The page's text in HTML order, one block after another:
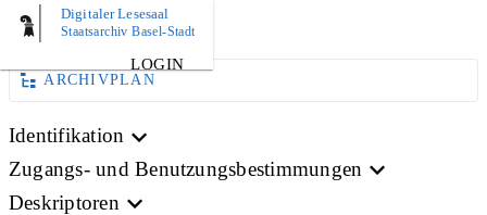
Digitaler Lesesaal
Staatsarchiv Basel-Stadt
LOGIN
PLAN
ARCHIVPLAN
Identifikation
Zugangs- und Benutzungsbestimmungen
Deskriptoren